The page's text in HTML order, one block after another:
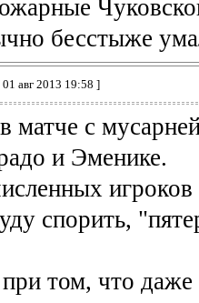
бесстыже
авг 2013 19:58 ]
матче с
и Эменике.
спорить,
том, что